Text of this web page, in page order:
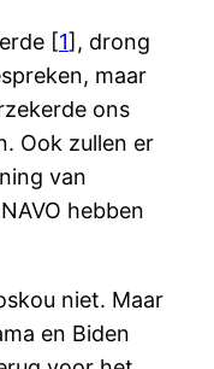
[1], drong
maar
ons
Ook zullen er
van
hebben
niet. Maar
en Biden